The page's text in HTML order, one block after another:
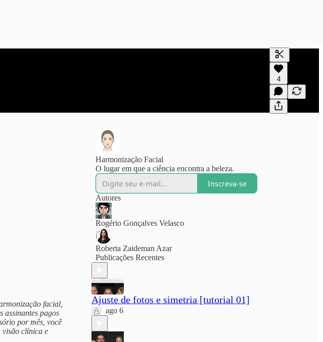
Gerar
Uma
4
facial,
assinantes pagos
por mês, você
visão clínica e
Harmonização Facial
O lugar em que a ciência encontra a beleza.
Inscreva-se
Autores
Rogério Gonçalves Velasco
Roberta Zaideman Azar
Publicações Recentes
Ajuste de fotos e simetria [tutorial 01]
ago 6